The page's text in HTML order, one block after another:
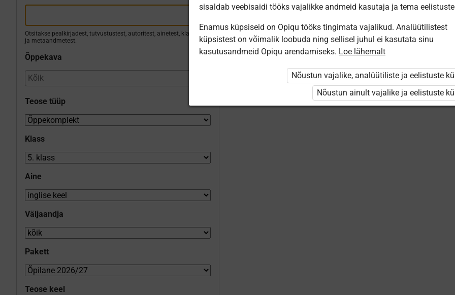
Otsitakse pealkirjadest, tutvustustest, autoritest, ainetest, klassidest
ja metaandmetest.
Õppekava
Teose tüüp
Klass
Aine
Väljaandja
Pakett
Teose keel
English step
by step 3
Avita
High Five! 5.
Inglise keel
sisaldab veebisaidi tööks vajalikke andmeid kasutaja ja tema
Enamus küpsiseid on Opiqu tööks tingimata vajalikud. Analüütilistest
küpsistest on võimalik loobuda ning sellisel juhul ei kasutata sinu
kasutusandmeid Opiqu arendamiseks. Loe lähemalt
Nõustun vajalike, analüütiliste ja eelistuste
Nõustun ainult vajalike ja eelistuste